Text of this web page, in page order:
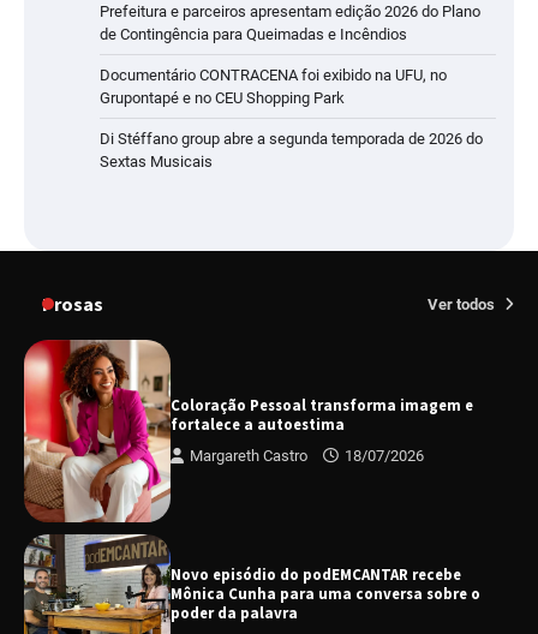
Prefeitura e parceiros apresentam edição 2026 do Plano
de Contingência para Queimadas e Incêndios
Documentário CONTRACENA foi exibido na UFU, no
Grupontapé e no CEU Shopping Park
Di Stéffano group abre a segunda temporada de 2026 do
Sextas Musicais
Prosas Ver todos
Coloração Pessoal transforma imagem e
fortalece a autoestima
Margareth Castro 18/07/2026
Novo episódio do podEMCANTAR recebe
Mônica Cunha para uma conversa sobre o
poder da palavra